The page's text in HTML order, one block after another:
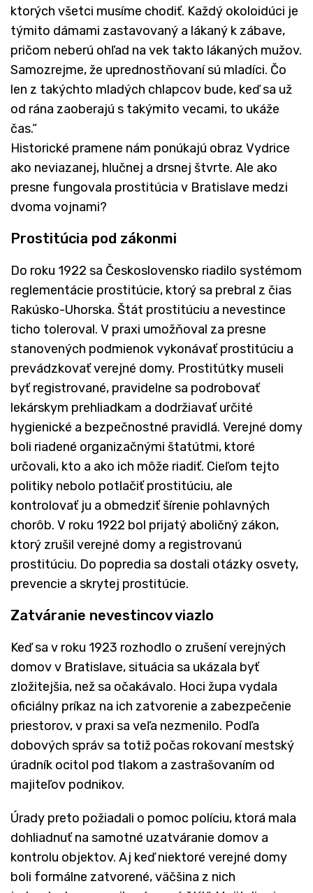
ktorých všetci musíme chodiť. Každý okoloidúci je
týmito dámami zastavovaný a lákaný k zábave,
pričom neberú ohľad na vek takto lákaných mužov.
Samozrejme, že uprednostňovaní sú mladíci. Čo
len z takýchto mladých chlapcov bude, keď sa už
od rána zaoberajú s takýmito vecami, to ukáže
čas.“
Historické pramene nám ponúkajú obraz Vydrice
ako neviazanej, hlučnej a drsnej štvrte. Ale ako
presne fungovala prostitúcia v Bratislave medzi
dvoma vojnami?
Prostitúcia pod zákonmi
Do roku 1922 sa Československo riadilo systémom
reglementácie prostitúcie, ktorý sa prebral z čias
Rakúsko-Uhorska. Štát prostitúciu a nevestince
ticho toleroval. V praxi umožňoval za presne
stanovených podmienok vykonávať prostitúciu a
prevádzkovať verejné domy. Prostitútky museli
byť registrované, pravidelne sa podrobovať
lekárskym prehliadkam a dodržiavať určité
hygienické a bezpečnostné pravidlá. Verejné domy
boli riadené organizačnými štatútmi, ktoré
určovali, kto a ako ich môže riadiť. Cieľom tejto
politiky nebolo potlačiť prostitúciu, ale
kontrolovať ju a obmedziť šírenie pohlavných
chorôb. V roku 1922 bol prijatý aboličný zákon,
ktorý zrušil verejné domy a registrovanú
prostitúciu. Do popredia sa dostali otázky osvety,
prevencie a skrytej prostitúcie.
Zatváranie nevestincov viazlo
Keď sa v roku 1923 rozhodlo o zrušení verejných
domov v Bratislave, situácia sa ukázala byť
zložitejšia, než sa očakávalo. Hoci župa vydala
oficiálny príkaz na ich zatvorenie a zabezpečenie
priestorov, v praxi sa veľa nezmenilo. Podľa
dobových správ sa totiž počas rokovaní mestský
úradník ocitol pod tlakom a zastrašovaním od
majiteľov podnikov.
Úrady preto požiadali o pomoc políciu, ktorá mala
dohliadnuť na samotné uzatváranie domov a
kontrolu objektov. Aj keď niektoré verejné domy
boli formálne zatvorené, väčšina z nich